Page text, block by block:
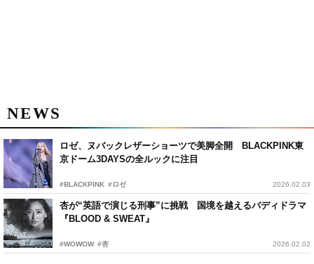
NEWS
ロゼ、ヌバックレザーショーツで美脚全開 BLACKPINK東
京ドーム3DAYSの全ルックに注目
#BLACKPINK #ロゼ 2026.02.03
杏が“英語で演じる刑事”に挑戦 国境を越えるバディドラマ
『BLOOD & SWEAT』
#WOWOW #杏 2026.02.02